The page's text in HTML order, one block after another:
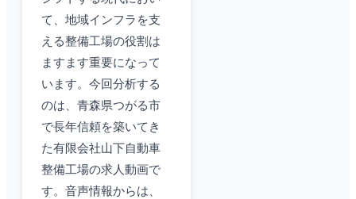
て、地域インフラを支
える整備工場の役割は
ますます重要になって
います。今回分析する
のは、青森県つがる市
で長年信頼を築いてき
た有限会社山下自動車
整備工場の求人動画で
す。音声情報からは、